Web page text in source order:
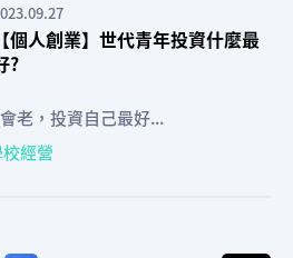
【個人創業】世代青年投資什麼最
?
老，投資自己最好...
經營